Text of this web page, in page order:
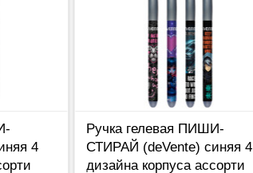
4
Ручка гелевая ПИШИ-
СТИРАЙ (deVente) синяя 4
дизайна корпуса ассорти